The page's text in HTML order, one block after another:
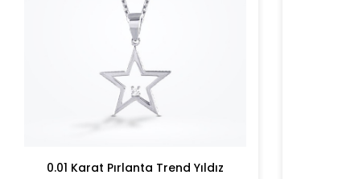
0.01 Karat Pırlanta Trend Yıldız